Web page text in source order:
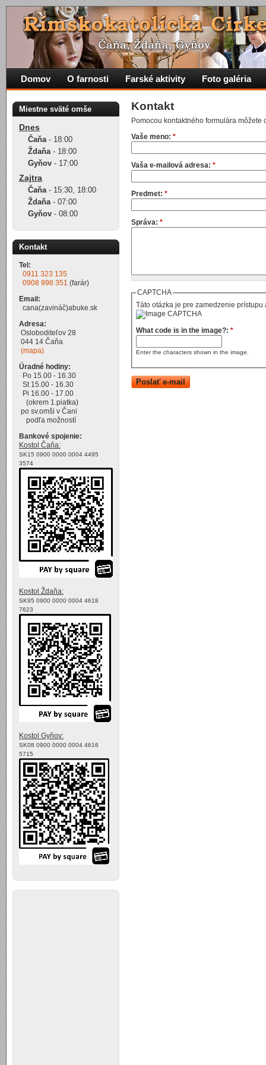
Kontakt
Pomocou kontaktného formulára
Vaše meno: *
Vaša e-mailová adresa: *
Predmet: *
Správa: *
CAPTCHA
Táto otázka je pre zamedzenie
What code is in the image?: *
Enter the characters shown in the image.
Domov O farnosti Farské aktivity Foto galéria
Miestne sväté omše
Dnes
Čaňa- 18:00
Ždaňa- 18:00
Gyňov - 17:00
Zajtra
Čaňa- 15:30, 18:00
Ždaňa- 07:00
Gyňov - 08:00
Kontakt
Tel:
0911 323 135
0908 998 351 (farár)
Email:
cana(zavináč)abuke.sk
Adresa:
Osloboditeľov 28
044 14 Čaňa
(mapa)
Úradné hodiny:
Po 15.00 - 16.30
St 15.00 - 16.30
Pi 16.00 - 17.00
(okrem 1.piatka)
po sv.omši v Čani
podľa možností
Bankové spojenie:
Kostol Čaňa:
SK15 0900 0000 0004 4495
3574
Kostol Ždaňa:
SK95 0900 0000 0004 4618
7623
Kostol Gyňov:
SK08 0900 0000 0004 4616
5715